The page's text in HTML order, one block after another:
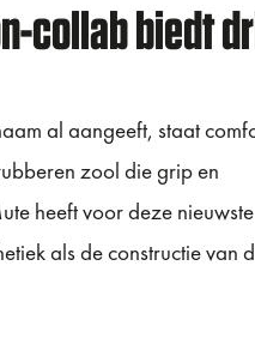
collab biedt
al aangeeft, staat
zool die grip en
heeft voor deze nieuwste
als de constructie van